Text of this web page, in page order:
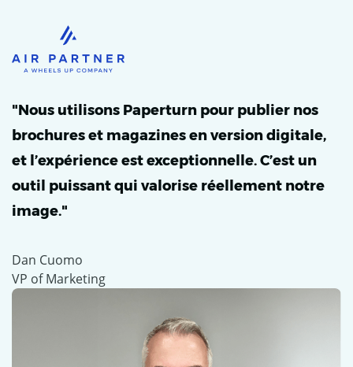
"Nous utilisons Paperturn pour publier nos
brochures et magazines en version digitale,
et l’expérience est exceptionnelle. C’est un
outil puissant qui valorise réellement notre
image."
Dan Cuomo
VP of Marketing